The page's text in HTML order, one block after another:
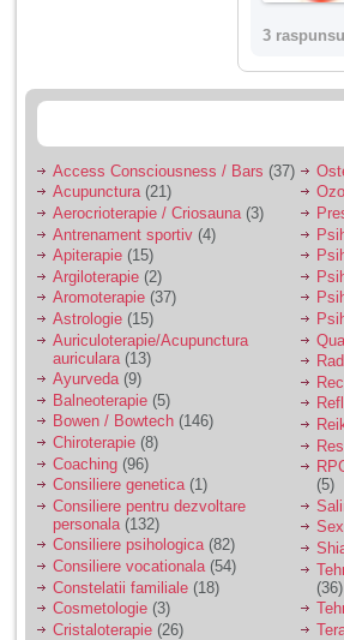
pentru bani.
3
Access Consciousness / Bars (37)
Acupunctura(21)
Aerocrioterapie / Criosauna(3)
Antrenament sportiv (4)
Apiterapie (15)
Argiloterapie (2)
Aromoterapie (37)
Astrologie (15)
Auriculoterapie/Acupunctura
auriculara (13)
Ayurveda(9)
Balneoterapie (5)
Bowen / Bowtech (146)
Chiroterapie (8)
Coaching (96)
Consiliere genetica(1)
Consiliere pentru dezvoltare
personala (132)
Consiliere psihologica(82)
Consiliere vocationala (54)
Constelatii familiale (18)
Cosmetologie (3)
Cristaloterapie (26)
(5)
(36)